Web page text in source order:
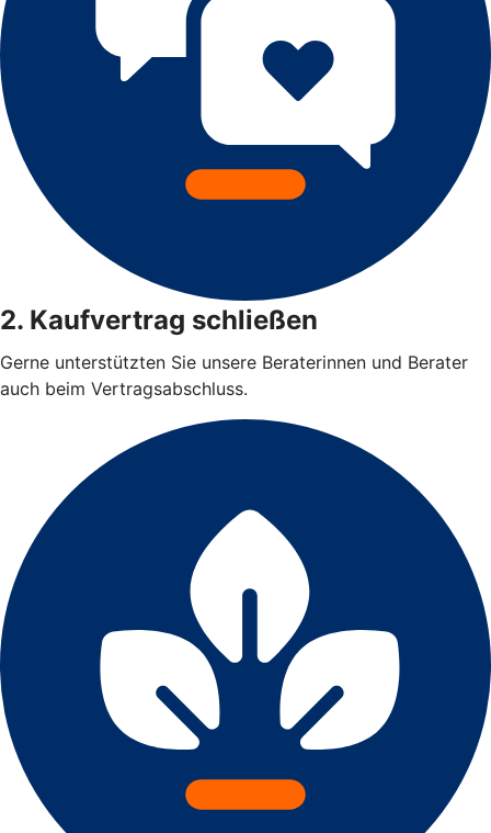
2. Kaufvertrag schließen
Gerne unterstützten Sie unsere Beraterinnen und Berater
auch beim Vertragsabschluss.